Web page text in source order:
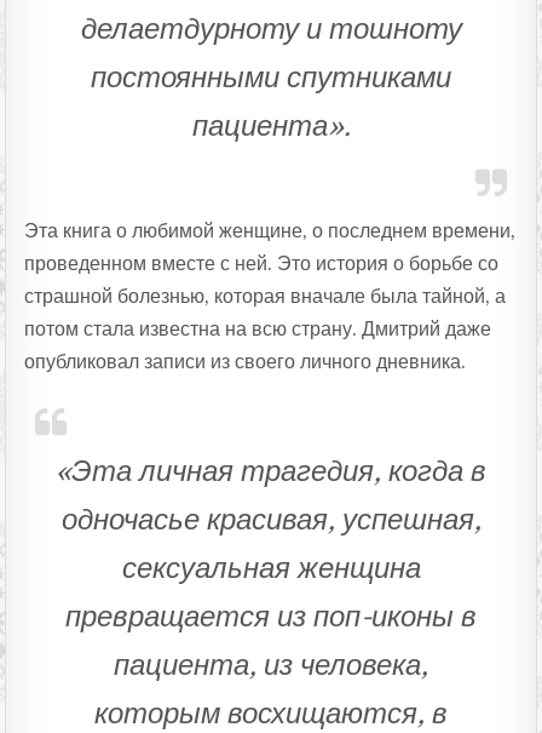
делаетдурноту и тошноту
постоянными спутниками
пациента».
Эта книга о любимой женщине, о последнем времени,
проведенном вместе с ней. Это история о борьбе со
страшной болезнью, которая вначале была тайной, а
потом стала известна на всю страну. Дмитрий даже
опубликовал записи из своего личного дневника.
«Эта личная трагедия, когда в
одночасье красивая, успешная,
сексуальная женщина
превращается из поп-иконы в
пациента, из человека,
которым восхищаются, в